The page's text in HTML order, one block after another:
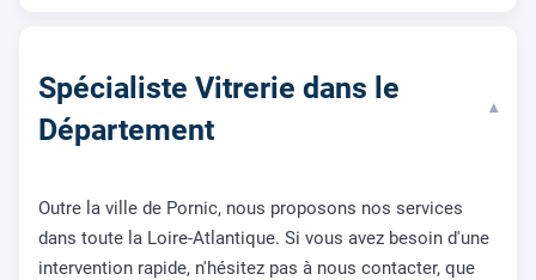
Spécialiste Vitrerie dans le
Département
▾
Outre la ville de Pornic, nous proposons nos services
dans toute la Loire-Atlantique. Si vous avez besoin d'une
intervention rapide, n'hésitez pas à nous contacter, que